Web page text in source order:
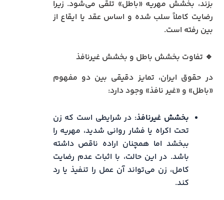
بزند، بخشش مهریه «باطل» تلقی می‌شود. زیرا
رضایت کاملاً سلب شده و اساس عقد یا ایقاع از
بین رفته است.
🔹 تفاوت بخشش باطل و بخشش غیرنافذ
در حقوق ایران، تمایز دقیقی بین دو مفهوم
«باطل» و «غیر نافذ» وجود دارد:
بخشش غیرنافذ: در شرایطی است که زن
تحت اکراه یا فشار روانی شدید، مهریه را
ببخشد اما همچنان اراده ناقص داشته
باشد. در این حالت، با اثبات عدم رضایت
کامل، زن می‌تواند آن عمل را تنفیذ یا رد
کند.